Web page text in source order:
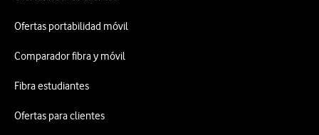
Ofertas portabilidad móvil
Comparador fibra y móvil
Fibra estudiantes
Ofertas para clientes